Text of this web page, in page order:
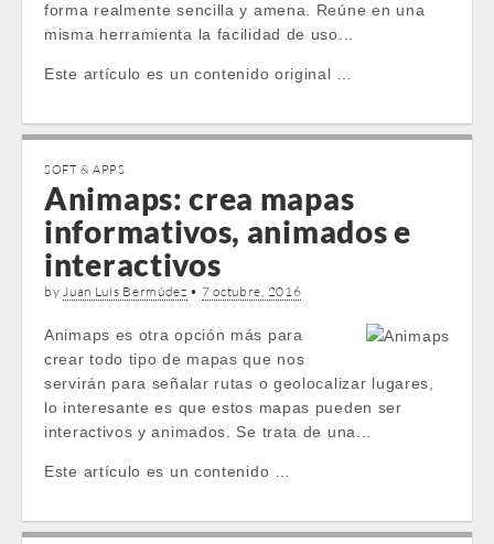
forma realmente sencilla y amena. Reúne en una
misma herramienta la facilidad de uso...
Este artículo es un contenido original …
SOFT & APPS
Animaps: crea mapas
informativos, animados e
interactivos
byJuan Luis Bermúdez • 7 octubre, 2016
Animaps es otra opción más para
crear todo tipo de mapas que nos
servirán para señalar rutas o geolocalizar lugares,
lo interesante es que estos mapas pueden ser
interactivos y animados. Se trata de una...
Este artículo es un contenido …